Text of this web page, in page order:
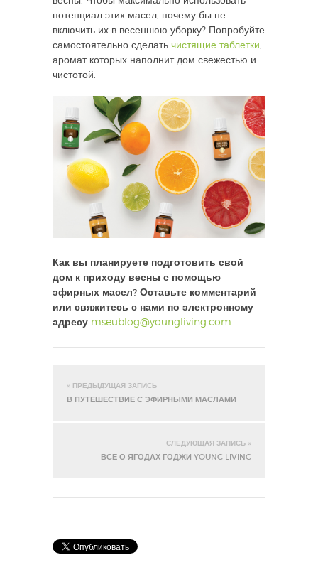
потенциал этих масел, почему бы не
включить их в весеннюю уборку? Попробуйте
самостоятельно сделать чистящие таблетки,
аромат которых наполнит дом свежестью и
чистотой.
Как вы планируете подготовить свой
дом к приходу весны с помощью
эфирных масел? Оставьте комментарий
или свяжитесь с нами по электронному
адресу mseublog@youngliving.com
« ПРЕДЫДУЩАЯ ЗАПИСЬ
В ПУТЕШЕСТВИЕ С ЭФИРНЫМИ МАСЛАМИ
СЛЕДУЮЩАЯ ЗАПИСЬ »
ВСЁ О ЯГОДАХ ГОДЖИ YOUNG LIVING